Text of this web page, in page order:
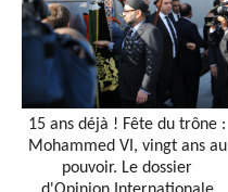
15 ans déjà ! Fête du trône :
Mohammed VI, vingt ans au
pouvoir. Le dossier